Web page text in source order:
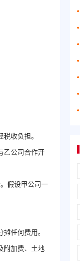
收负担。
乙公司合作开
假设甲公司一
任何费用。
附加费、土地